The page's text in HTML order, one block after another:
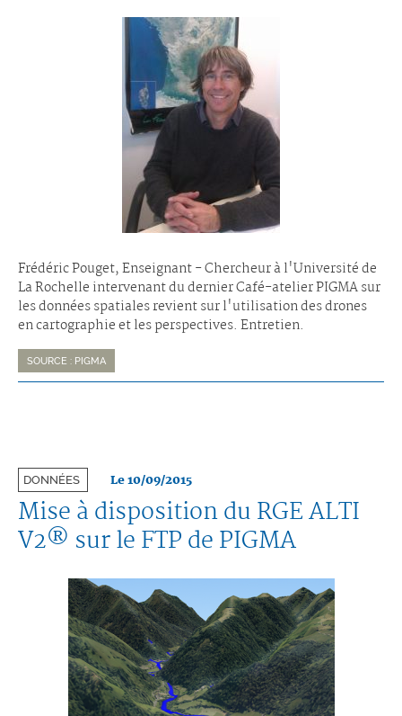
Frédéric Pouget, Enseignant - Chercheur à l'Université de
La Rochelle intervenant du dernier Café-atelier PIGMA sur
les données spatiales revient sur l'utilisation des drones
en cartographie et les perspectives. Entretien.
SOURCE : PIGMA
DONNÉES Le 10/09/2015
Mise à disposition du RGE ALTI
V2® sur le FTP de PIGMA